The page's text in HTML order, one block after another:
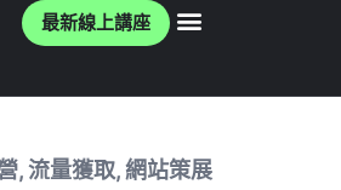
最新線上講座
,流量獲取,網站策展